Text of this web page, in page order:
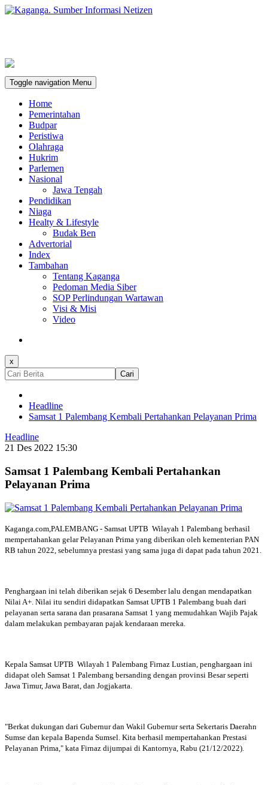
Toggle navigation Menu
Home
Pemerintahan
Budpar
Peristiwa
Olahraga
Hukrim
Parlemen
Nasional
Jawa Tengah
Pendidikan
Niaga
Healty & Lifestyle
Budak Ben
Advertorial
Index
Tambahan
Tentang Kaganga
Pedoman Media Siber
SOP Perlindungan Wartawan
Visi & Misi
Video
x
Cari
Headline
Samsat 1 Palembang Kembali Pertahankan Pelayanan Prima
Headline
21 Des 2022 15:30
Samsat 1 Palembang Kembali Pertahankan
Pelayanan Prima
Kaganga.com,PALEMBANG - Samsat UPTB Wilayah 1 Palembang berhasil
mempertahankan gelar Pelayanan Prima yang diberikan oleh kementerian PAN
RB tahun 2022, sebelumnya prestasi yang sama juga di dapat pada tahun 2021.
Penghargaan ini telah diberikan sejak 6 Desember lalu dengan mendapatkan
Nilai A+. Nilai itu sendiri didapatkan Samsat UPTB 1 Palembang buah dari
pelayanan serta sarana dan prasarana Samsat 1 yang memudahkan Wajib Pajak
dalam melakukan pembayaran pajak kendaraan mereka.
Kepala Samsat UPTB Wilayah 1 Palembang Firnaz Lustian, penghargaan ini
didapat oleh Samsat 1 Palembang bersanding dengan provinsi Besar seperti
Jawa Timur, Jawa Barat, dan Jogjakarta.
"Berkat dukungan dari Gubernur dan Wakil Gubernur serta Sekertaris Daerahn
Sumse dan kepala Bapenda Sumsel. Kita berhasil mempertahankan Prestasi
Pelayanan Prima," kata Firnaz dijumpai di Kantornya, Rabu (21/12/2022).